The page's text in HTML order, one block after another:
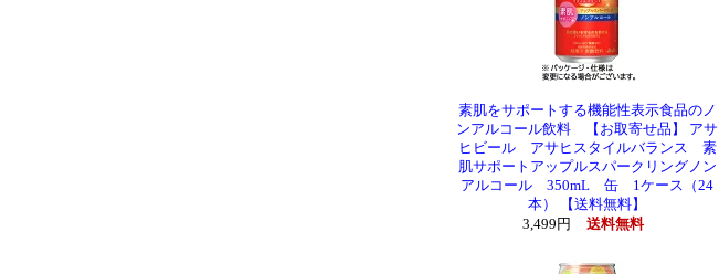
素肌をサポートする機能性表示食品のノ
ンアルコール飲料 【お取寄せ品】 アサ
ヒビール アサヒスタイルバランス 素
肌サポートアップルスパークリングノン
アルコール 350mL 缶 1ケース（24
本） 【送料無料】
3,499円
送料無料